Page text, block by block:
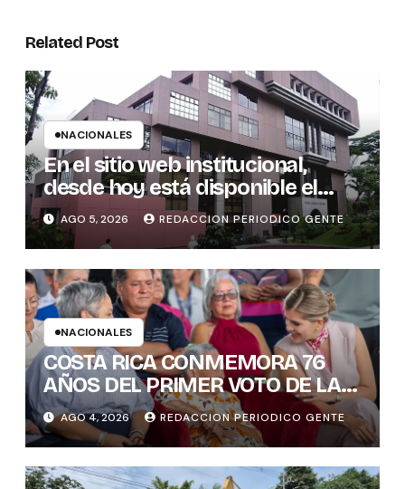
Related Post
NACIONALES
En el sitio web institucional,
desde hoy está disponible el
sistema “Matrimonio en Línea”
para los notarios del país
AGO 5, 2026 REDACCION PERIODICO GENTE
NACIONALES
COSTA RICA CONMEMORA 76
AÑOS DEL PRIMER VOTO DE LAS
MUJERES , INAMU BRINDA
HOMENAJE A UNA DE LAS
PRIMERAS MUJERES VOTANTES
DE COSTARICA
AGO 4, 2026 REDACCION PERIODICO GENTE